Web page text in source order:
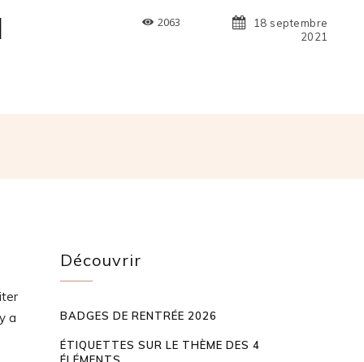
2063
18 septembre
2021
a
Découvrir
BADGES DE RENTRÉE 2026
ÉTIQUETTES SUR LE THÈME DES 4
ÉLÉMENTS